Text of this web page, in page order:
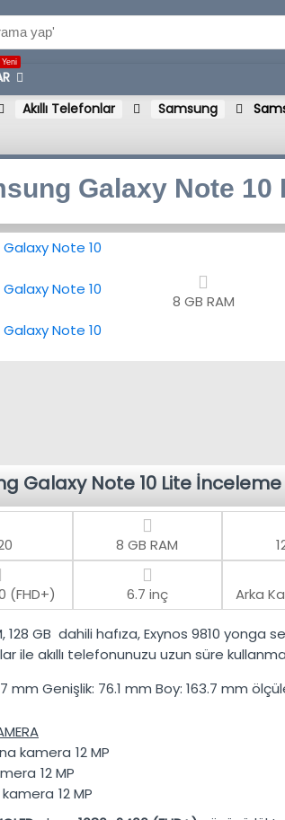
Yeni
Akıllı Telefonlar Samsung
Galaxy Note 10
8 GB RAM
Galaxy Note 10 Lite İnceleme
8 GB RAM
(FHD+) 6.7 inç Arka
,128 GB dahili hafıza,Exynos 9810 yonga
ile akıllı telefonunuzu uzun süre
mm Genişlik: 76.1 mm Boy: 163.7 mm
kamera 12 MP
12 MP
12 MP